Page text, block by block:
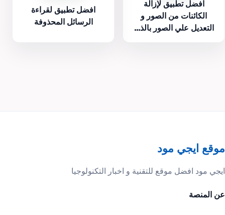
افضل تطبيق لإزالة
الكائنات من الصور و
التعديل علي الصور بالذ...
افضل تطبيق لقراءة
الرسائل المحذوفة
موقع ايجي مود
ايجي مود افضل موقع للتقنية و اخبار التكنولوجيا
عن المنصة